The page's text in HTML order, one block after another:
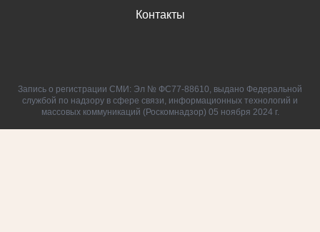
Контакты
Запись о регистрации СМИ: Эл № ФС77-88610, выдано Федеральной
службой по надзору в сфере связи, информационных технологий и
массовых коммуникаций (Роскомнадзор) 05 ноября 2024 г.